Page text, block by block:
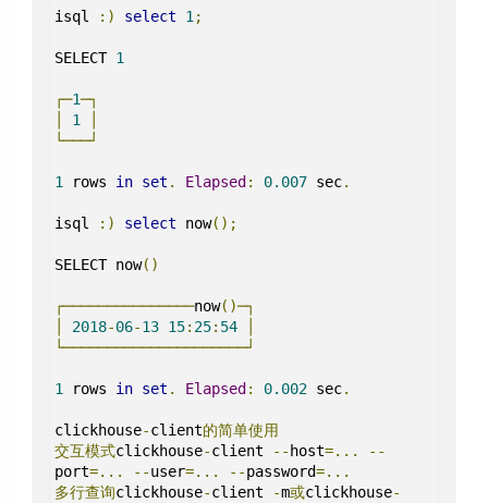
夜间模式
Sans Serif
isql :) select 1;
SELECT 1
┌─1─┐
1
└───┘
1 rows in set . Elapsed : 0.007 sec.
isql :) select now();
SELECT now()
┌───────────────now()─┐
2018-06-13 15: 25: 54
└─────────────────────┘
1 rows in set . Elapsed : 0.002 sec.
clickhouse-client的简单使用
交互模式clickhouse-client -- host=...
--
port=... --user=... --password=...
多行查询clickhouse-client -m或clickhouse-